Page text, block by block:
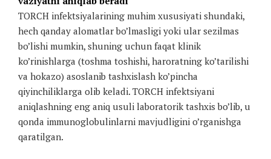
TORCH infektsiyalarining muhim xususiyati shundaki,
hech qanday alomatlar bo’lmasligi yoki ular sezilmas
bo’lishi mumkin, shuning uchun faqat klinik
ko’rinishlarga (toshma toshishi, haroratning ko’tarilishi
va hokazo) asoslanib tashxislash ko’pincha
qiyinchiliklarga olib keladi. TORCH infektsiyani
aniqlashning eng aniq usuli laboratorik tashxis bo’lib, u
qonda immunoglobulinlarni mavjudligini o’rganishga
qaratilgan.